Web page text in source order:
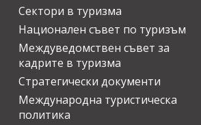
Сектори в туризма
Национален съвет по туризъм
Междуведомствен съвет за
кадрите в туризма
Стратегически документи
Международна туристическа
политика